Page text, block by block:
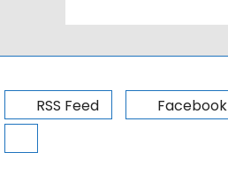
RSS Feed Facebook